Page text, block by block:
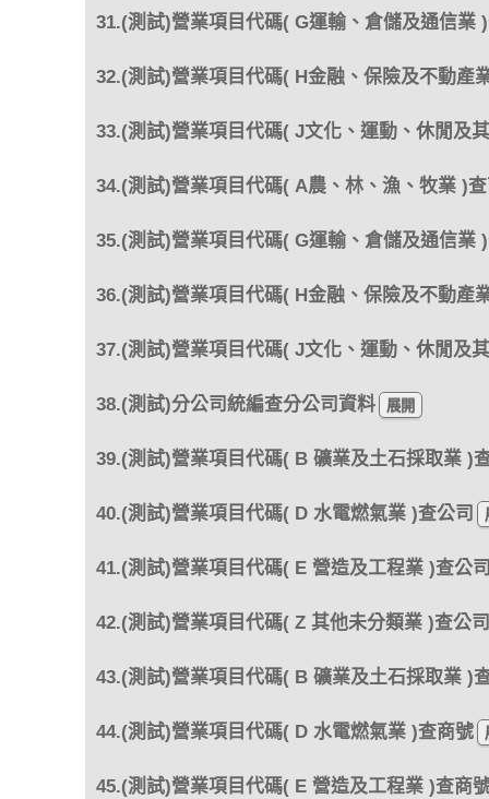
31.(測試)營業項目代碼( G運輸、倉儲及通信業
32.(測試)營業項目代碼( H金融、保險及不動產
33.(測試)營業項目代碼( J文化、運動、休閒及
34.(測試)營業項目代碼( A農、林、漁、牧業 )
35.(測試)營業項目代碼( G運輸、倉儲及通信業
36.(測試)營業項目代碼( H金融、保險及不動產
37.(測試)營業項目代碼( J文化、運動、休閒及
38.(測試)分公司統編查分公司資料
39.(測試)營業項目代碼( B 礦業及土石採取業 )
40.(測試)營業項目代碼( D 水電燃氣業 )查公司
41.(測試)營業項目代碼( E 營造及工程業 )查公
42.(測試)營業項目代碼( Z 其他未分類業 )查公司
43.(測試)營業項目代碼( B 礦業及土石採取業 )
44.(測試)營業項目代碼( D 水電燃氣業 )查商號
45.(測試)營業項目代碼( E 營造及工程業 )查商